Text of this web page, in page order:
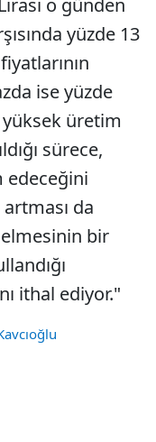
o günden
yüzde 13
ise yüzde
yüksek üretim
sürece,
edeceğini
da
bir
ithal ediyor."